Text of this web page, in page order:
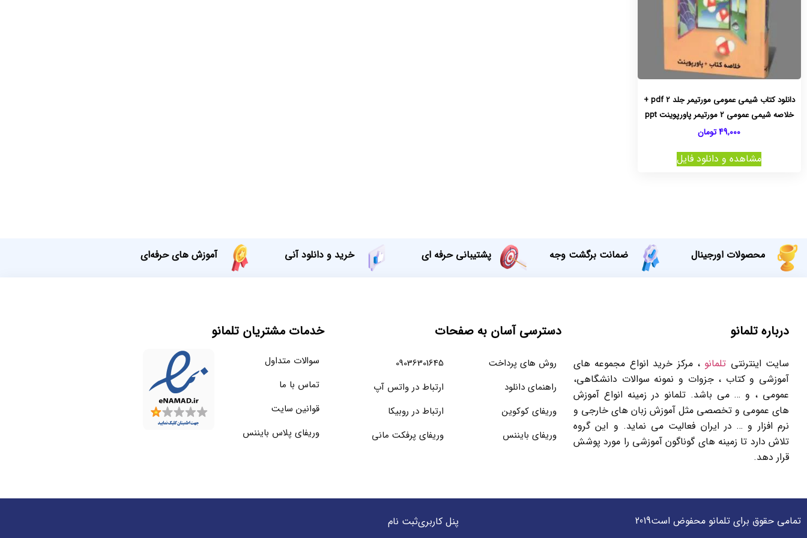
دانلود کتاب شیمی عمومی مورتیمر جلد 2 pdf +
خلاصه شیمی عمومی 2 مورتیمر پاورپوینت ppt
49,000تومان
مشاهده و دانلود فایل
محصولات اورجینال ضمانت برگشت وجه پشتیبانی حرفه ای خرید و دانلود آنی آموزش های حرفه‌ای
درباره تلمانو
سایت اینترنتی تلمانو ، مرکز خرید انواع مجموعه های
آموزشی و کتاب ، جزوات و نمونه سوالات دانشگاهی،
عمومی ، و … می باشد. تلمانو در زمینه انواع آموزش
های عمومی و تخصصی مثل آموزش زبان های خارجی و
نرم افزار و … در ایران فعالیت می نماید. و این گروه
تلاش دارد تا زمینه های گوناگون آموزشی را مورد پوشش
قرار دهد.
دسترسی آسان به صفحات
روش های پرداخت
راهنمای دانلود
وریفای کوکوین
وریفای بایننس
09036301645
ارتباط در واتس آپ
ارتباط در روبیکا
وریفای پرفکت مانی
خدمات مشتریان تلمانو
سوالات متداول
تماس با ما
قوانین سایت
وریفای پلاس بایننس
تمامی حقوق برای تلمانو محفوض است2019 پنل کاربریثبت نام